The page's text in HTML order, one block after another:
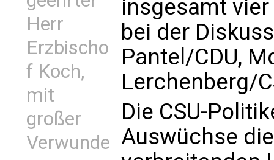
Herr
Erzbischo
f Koch,
mit
großer
Verwunde
insgesamt
bei der
Pantel/CDU,
Lerchenberg/
Die CSU-
Auswüchse